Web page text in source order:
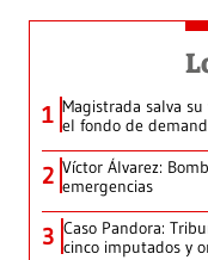
1 Magistrada salva
el fondo de
2 Víctor Álvarez:
emergencias
3 Caso Pandora:
cinco imputados y